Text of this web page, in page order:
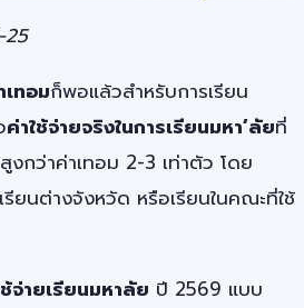
25
เทอมก็พอแล้วสำหรับการเรียน
ค่าใช้จ่ายจริงในการเรียนมหา’ลัยที่
กว่าค่าเทอม 2-3 เท่าตัว โดย
ยนต่างจังหวัด หรือเรียนในคณะที่ใช้
จ่ายเรียนมหาลัย ปี 2569 แบบ